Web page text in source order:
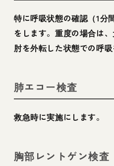
特に呼吸状態の確認（1分
をします。重度の場合は
肘を外転した状態での呼吸
肺エコー検査
救急時に実施にします。
胸部レントゲン検査